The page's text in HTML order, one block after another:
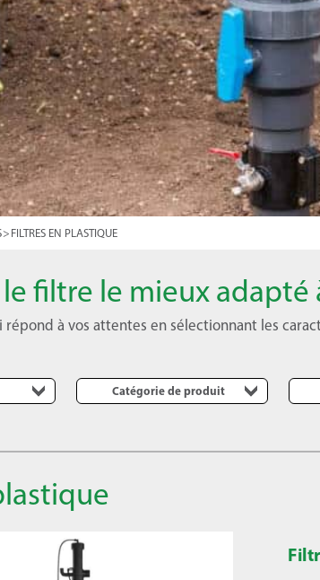
> FILTRES EN PLASTIQUE
le filtre le mieux adapté
répond à vos attentes en sélectionnant les
Catégorie de produit